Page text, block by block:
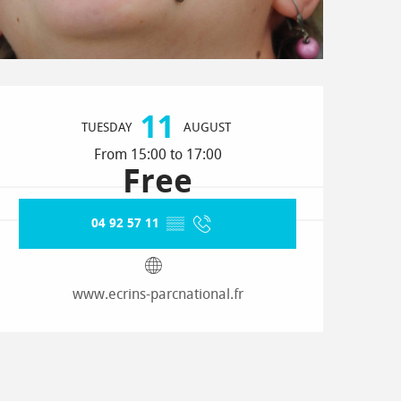
hours & contact
TUESDAY 11 AUGUST
From 15:00 to 17:00
Free
04 92 57 11 ▒▒
www.ecrins-parcnational.fr